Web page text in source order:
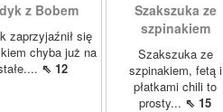
z Bobem
zaprzyjaźnił się
chyba już na
⇖ 12
Szakszuka ze
szpinakiem
Szakszuka ze
szpinakiem, fetą i
płatkami chili to
prosty... ⇖ 15